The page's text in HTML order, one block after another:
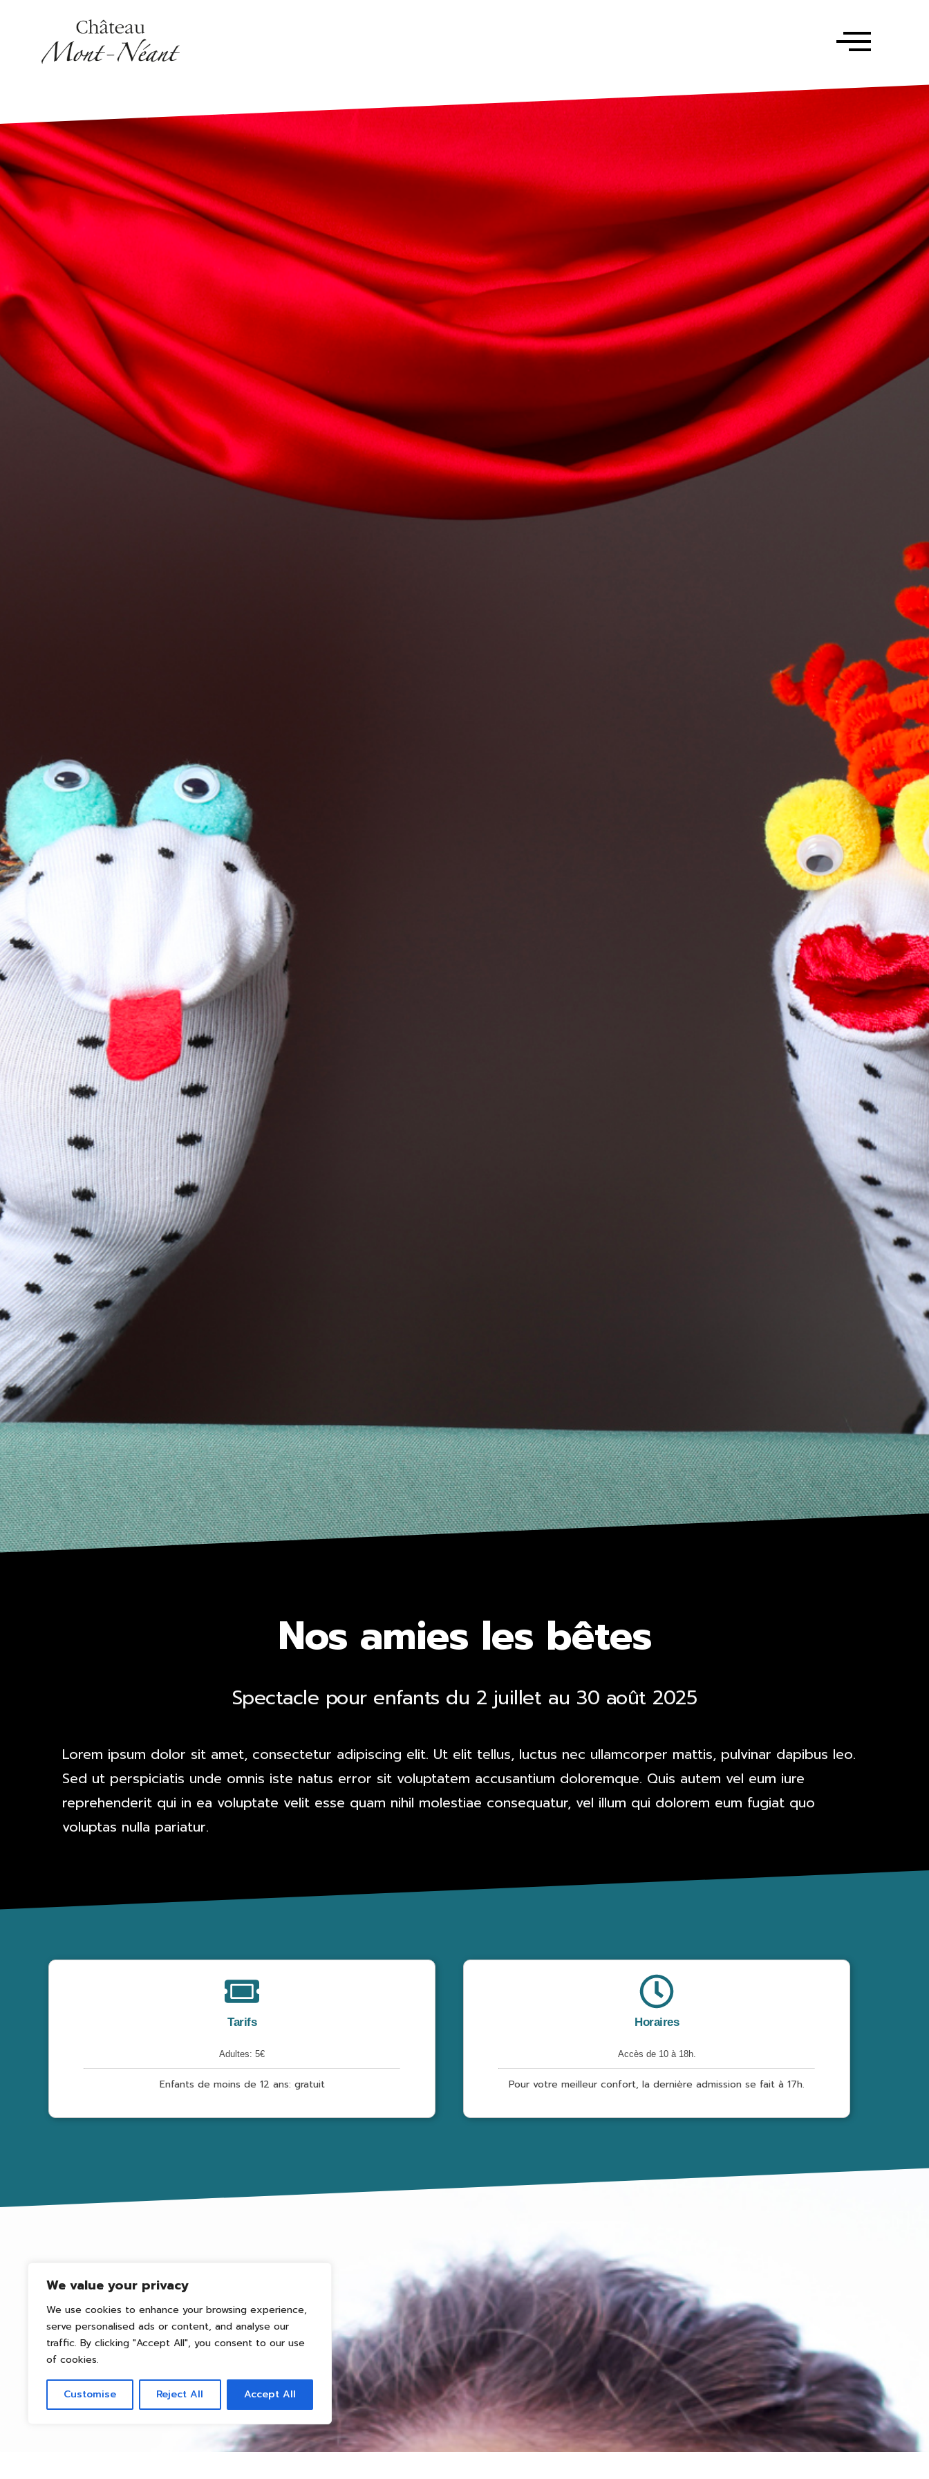
We value your privacy
We use cookies to enhance your browsing experience,
serve personalised ads or content, and analyse our
traffic. By clicking "Accept All", you consent to our use
of cookies.
Customise Reject All Accept All
Nos amies les bêtes
Spectacle pour enfants du 2 juillet au 30 août 2025
Lorem ipsum dolor sit amet, consectetur adipiscing elit. Ut elit tellus, luctus nec ullamcorper mattis, pulvinar dapibus leo.
Sed ut perspiciatis unde omnis iste natus error sit voluptatem accusantium doloremque. Quis autem vel eum iure
reprehenderit qui in ea voluptate velit esse quam nihil molestiae consequatur, vel illum qui dolorem eum fugiat quo
voluptas nulla pariatur.
Tarifs
Adultes: 5€
Enfants de moins de 12 ans: gratuit
Horaires
Accès de 10 à 18h.
Pour votre meilleur confort, la dernière admission se fait à 17h.